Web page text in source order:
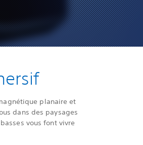
planaire et
dans des paysages
vous font vivre